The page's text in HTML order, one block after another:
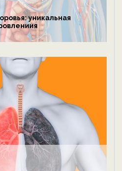
уникальная